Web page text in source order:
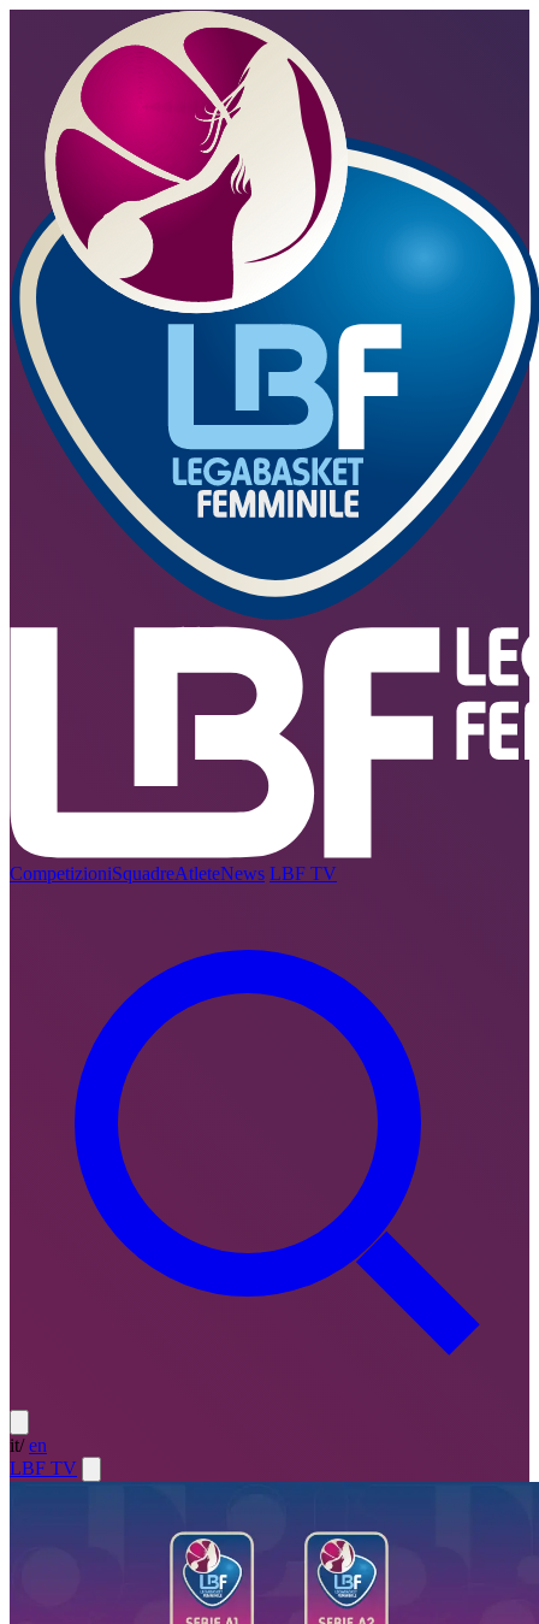
CompetizioniSquadreAtleteNews LBF TV
it/ en
LBF TV